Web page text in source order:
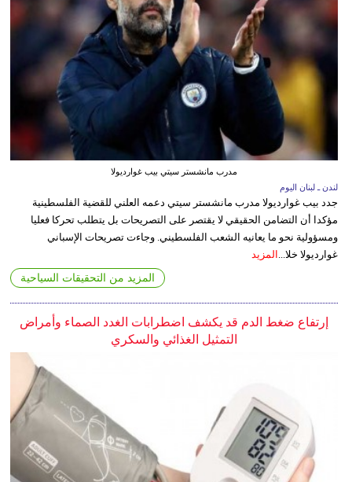
مدرب مانشستر سيتي بيب غوارديولا
لندن ـ لبنان اليوم
جدد بيب غوارديولا مدرب مانشستر سيتي دعمه العلني للقضية الفلسطينية
مؤكدا أن التضامن الحقيقي لا يقتصر على التصريحات بل يتطلب تحركا فعليا
ومسؤولية نحو ما يعانيه الشعب الفلسطيني. وجاءت تصريحات الإسباني
غوارديولا خلا... المزيد
المزيد من التحقيقات السياحية
إرتفاع ضغط الدم قد يكشف اضطرابات الغدد الصماء وأمراض
التمثيل الغذائي والسكري